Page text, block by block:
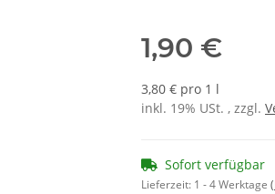
1,90 €
3,80 € pro 1 l
inkl. 19% USt. , zzgl.
Sofort verfügbar
Lieferzeit: 1 - 4 Werktage